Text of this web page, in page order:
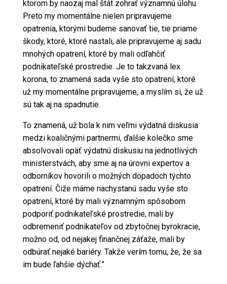
ktorom by naozaj mal štát zohrať významnú úlohu.
Preto my momentálne nielen pripravujeme
opatrenia, ktorými budeme sanovať tie, tie priame
škody, ktoré, ktoré nastali, ale pripravujeme aj sadu
mnohých opatrení, ktoré by mali odľahčiť
podnikateľské prostredie. Je to takzvaná lex
korona, to znamená sada vyše sto opatrení, ktoré
už my momentálne pripravujeme, a myslím si, že už
sú tak aj na spadnutie.
To znamená, už bola k nim veľmi výdatná diskusia
medzi koaličnými partnermi, ďalšie kolečko sme
absolvovali opäť výdatnú diskusiu na jednotlivých
ministerstvách, aby sme aj na úrovni expertov a
odborníkov hovorili o možných dopadoch týchto
opatrení. Čiže máme nachystanú sadu vyše sto
opatrení, ktoré by mali významným spôsobom
podporiť podnikateľské prostredie, mali by
odbremeniť podnikateľov od zbytočnej byrokracie,
možno od, od nejakej finančnej záťaže, mali by
odbúrať nejaké bariéry. Takže verím tomu, že, že sa
im bude ľahšie dýchať.”